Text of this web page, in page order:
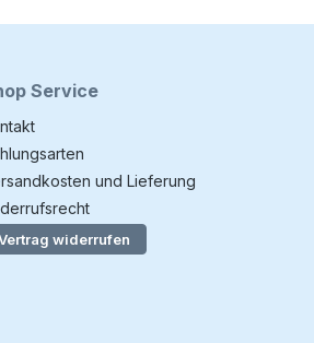
Service
und Lieferung
widerrufen